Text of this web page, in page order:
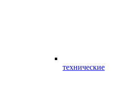
технические